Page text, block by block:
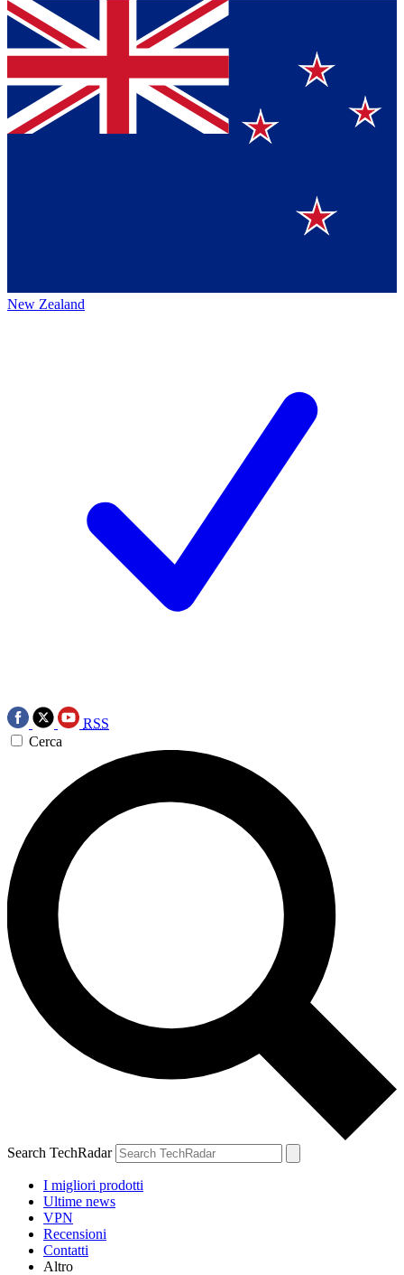
New Zealand
RSS
Cerca
Search TechRadar
I migliori prodotti
Ultime news
VPN
Recensioni
Contatti
Altro